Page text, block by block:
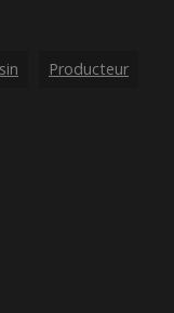
Producteur